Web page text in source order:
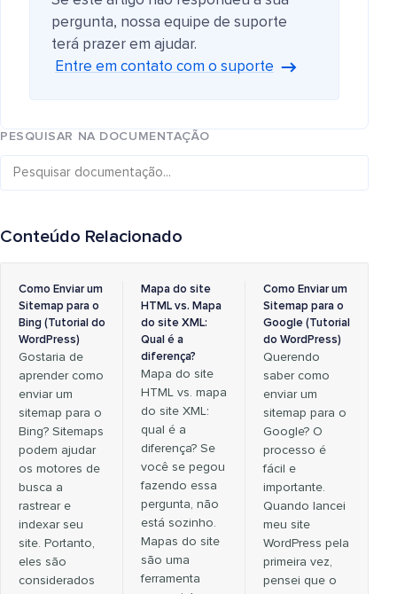
pergunta, nossa equipe de suporte
terá prazer em ajudar.
Entre em contato com o suporte
PESQUISAR NA DOCUMENTAÇÃO
Conteúdo Relacionado
Como Enviar um
Sitemap para o
Bing (Tutorial do
WordPress)
Gostaria de
aprender como
enviar um
sitemap para o
Bing? Sitemaps
podem ajudar
os motores de
busca a
rastrear e
indexar seu
site. Portanto,
eles são
considerados
Mapa do site
HTML vs. Mapa
do site XML:
Qual é a
diferença?
Mapa do site
HTML vs. mapa
do site XML:
qual é a
diferença? Se
você se pegou
fazendo essa
pergunta, não
está sozinho.
Mapas do site
são uma
ferramenta
Como Enviar um
Sitemap para o
Google (Tutorial
do WordPress)
Querendo
saber como
enviar um
sitemap para o
Google? O
processo é
fácil e
importante.
Quando lancei
meu site
WordPress pela
primeira vez,
pensei que o